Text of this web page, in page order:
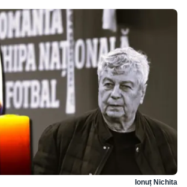
Ionuț Nichita